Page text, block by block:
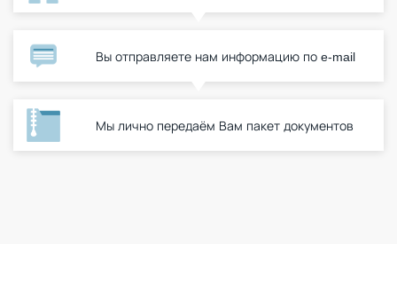
Вы отправляете нам информацию по e-mail
Мы лично передаём Вам пакет документов